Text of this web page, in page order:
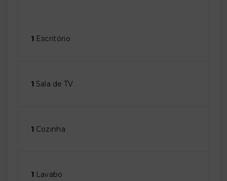
1 Escritório
1 Sala de TV
1 Cozinha
1 Lavabo